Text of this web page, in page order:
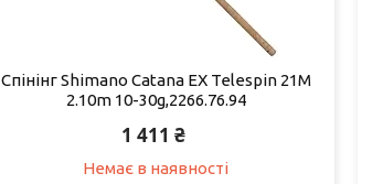
Спінінг Shimano Catana EX Telespin 21M
2.10m 10-30g,2266.76.94
1 411 ₴
Немає в наявності